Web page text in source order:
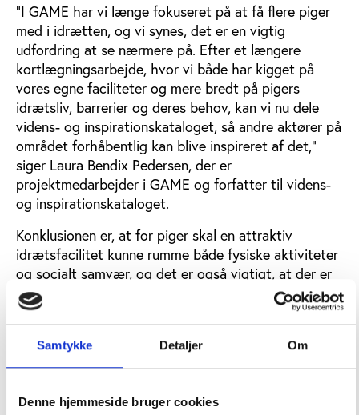
Samtykke Detaljer Om
Denne hjemmeside bruger cookies
”I GAME har vi længe fokuseret på at få flere piger
med i idrætten, og vi synes, det er en vigtig
udfordring at se nærmere på. Efter et længere
kortlægningsarbejde, hvor vi både har kigget på
vores egne faciliteter og mere bredt på pigers
idrætsliv, barrerier og deres behov, kan vi nu dele
videns- og inspirationskataloget, så andre aktører på
området forhåbentlig kan blive inspireret af det,”
siger Laura Bendix Pedersen, der er
projektmedarbejder i GAME og forfatter til videns-
og inspirationskataloget.
Konklusionen er, at for piger skal en attraktiv
idrætsfacilitet kunne rumme både fysiske aktiviteter
og socialt samvær, og det er også vigtigt, at der er
personer, som kan hjælpe fællesskabet på vej i form
af værter, der kan byde velkommen og støtte op om
socialt samvær, og instruktører, som kan drive
træninger og aktiviteter.
For mange piger er idrætsfaciliteter en